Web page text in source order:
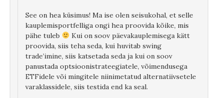
See on hea küsimus! Ma ise olen seisukohal, et selle
kauplemisportfelliga ongi hea proovida kõike, mis
pähe tuleb
Kui on soov päevakauplemisega kätt
proovida, siis teha seda, kui huvitab swing
trade’imine, siis katsetada seda ja kui on soov
panustada optsioonistrateegiatele, võimendusega
ETFidele või mingitele niinimetatud alternatiivsetele
varaklassidele, siis testida end ka seal.